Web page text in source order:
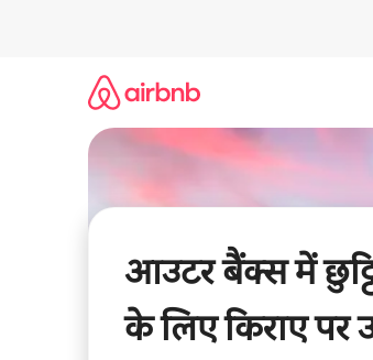
आउटर बैंक्स में
के लिए किराए पर